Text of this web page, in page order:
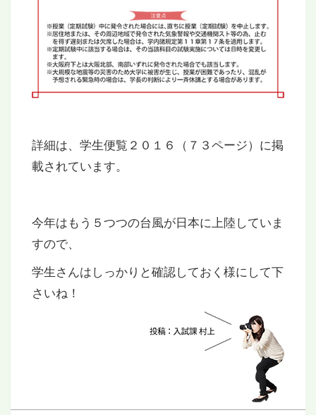
詳細は、学生便覧２０１６（７３ページ）に掲
載されています。
今年はもう５つつの台風が日本に上陸していま
すので、
学生さんはしっかりと確認しておく様にして下
さいね！